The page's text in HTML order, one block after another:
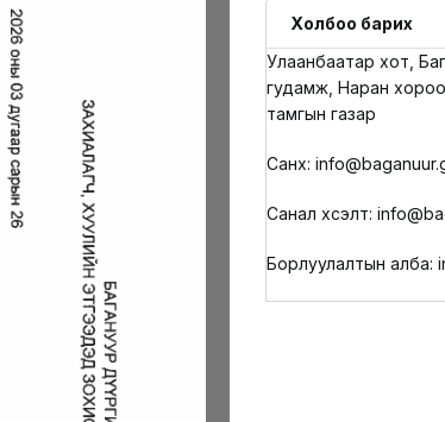
Холбоо барих
Улаанбаатар хот,
гудамж, Наран
тамгын газар
Санхүү:
Санал хүсэлт:
Борлуулалтын алба: